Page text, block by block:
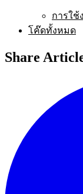
การใช้
โค๊ดทั้งหมด
Share